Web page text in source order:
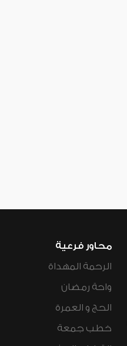
محاور فرعية
الرحمة المهداة
واحة رمضان
الحج و العمرة
خطب جمعة